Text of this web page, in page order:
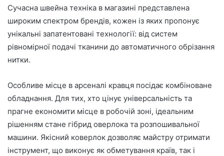
Сучасна швейна техніка в магазині представлена
широким спектром брендів, кожен із яких пропонує
унікальні запатентовані технології: від систем
рівномірної подачі тканини до автоматичного обрізання
нитки.
Особливе місце в арсеналі кравця посідає комбіноване
обладнання. Для тих, хто цінує універсальність та
прагне економити місце в робочій зоні, ідеальним
рішенням стане гібрид оверлока та розпошивальної
машини. Якісний коверлок дозволяє майстру отримати
інструмент, що виконує як обметування країв, так і